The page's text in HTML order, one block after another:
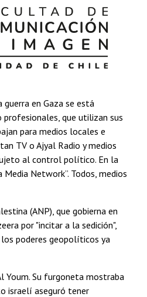
en Gaza se está
que utilizan sus
para medios locales e
TV o Ajyal Radio y medios
al control político. En la
Network”. Todos, medios
(ANP), que gobierna en
por "incitar a la sedición",
poderes geopolíticos ya
Youm. Su furgoneta mostraba
israelí aseguró tener